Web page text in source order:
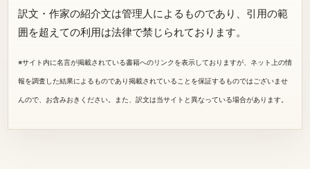
訳文・作家の紹介文は管理人によるものであり、引用の範
囲を超えての利用は法律で禁じられております。
※サイト内に名言が掲載されている書籍へのリンクを表示しておりますが、ネット上の情
報を調査した結果によるものであり掲載されていることを保証するものではございませ
んので、お含みおきください。また、訳文は当サイトと異なっている場合があります。